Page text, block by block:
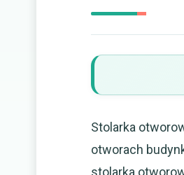
Stolarka
otworach
stolarka